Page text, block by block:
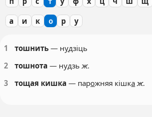
а и к о р у
1 тошнить — нудзіць
2
тошнота — нудзьж.
3
тощая кишка — парожняя кішка ж.